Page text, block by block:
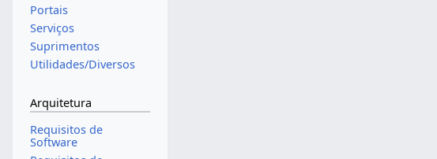
Portais
Serviços
Suprimentos
Utilidades/Diversos
Arquitetura
Requisitos de
Software